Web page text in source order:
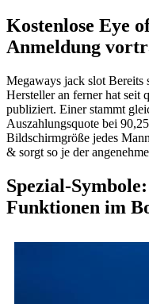
Kostenlose Eye
Anmeldung
Megaways jack slot Bereits
Hersteller an ferner hat seit
publiziert. Einer stammt
Auszahlungsquote bei
Bildschirmgröße jedes
& sorgt so je der
Spezial-
Funktionen im